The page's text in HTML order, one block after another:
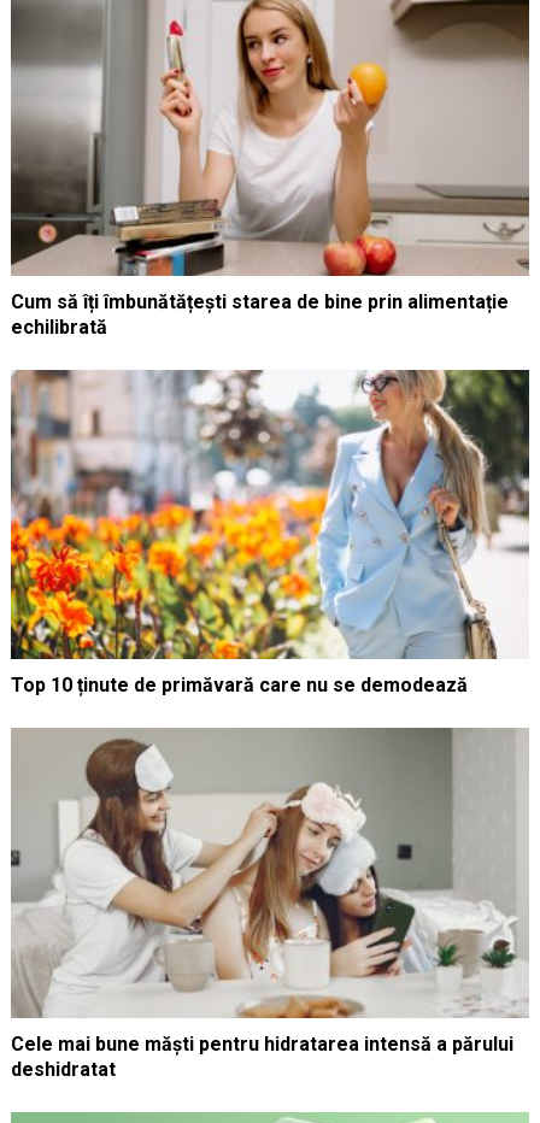
Cum să îți îmbunătățești starea de bine prin alimentație
echilibrată
Top 10 ținute de primăvară care nu se demodează
Cele mai bune măști pentru hidratarea intensă a părului
deshidratat